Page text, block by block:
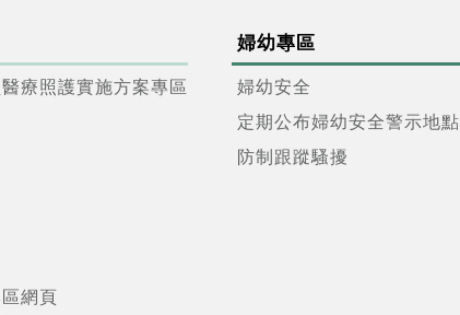
療照護實施方案專區
網頁
婦幼專區
婦幼安全
定期公布婦幼安全警示地點
防制跟蹤騷擾